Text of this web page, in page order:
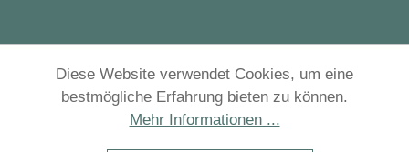
Diese Website verwendet Cookies, um eine
bestmögliche Erfahrung bieten zu können.
Mehr Informationen ...